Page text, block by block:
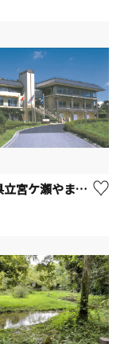
神奈川県立宮ケ瀬やまなみセンター